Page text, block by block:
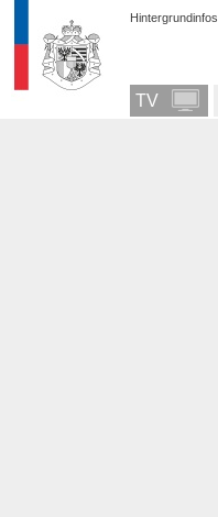
Hintergrundinfos
TV